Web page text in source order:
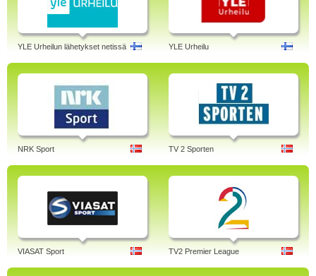
YLE Urheilun lähetykset netissä YLE Urheilu
NRK Sport TV 2 Sporten
VIASAT Sport TV2 Premier League